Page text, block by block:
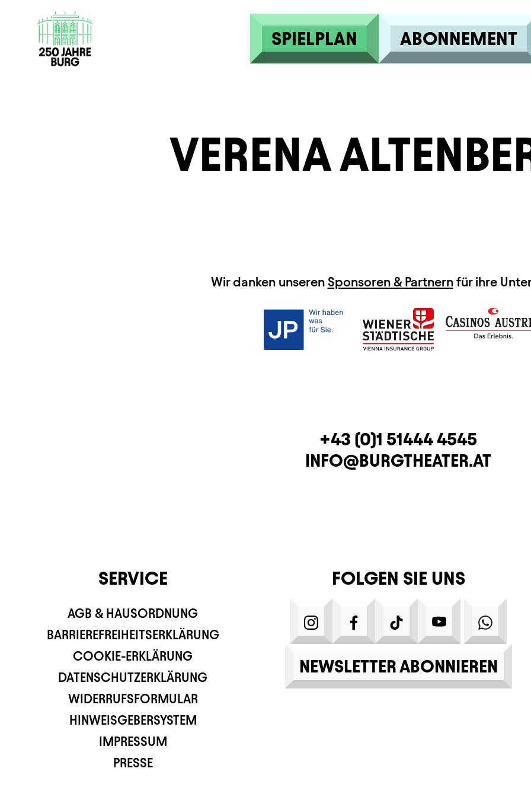
Direkt zum Inhalt
SPIELPLAN ABONNEMENT
VERENA
Wir danken unseren Sponsoren & Partnernfür ihre
TELEFON
+43 (0)1 51444 4545
E-MAIL
INFO@BURGTHEATER.AT
FOLGEN SIE UNS
INSTAGRAMFACEBOOK
TIKTOK YOUTUBE
NEWSLETTER ABONNIEREN
SERVICE
AGB & HAUSORDNUNG
BARRIEREFREIHEITSERKLÄRUNG
COOKIE-ERKLÄRUNG
DATENSCHUTZERKLÄRUNG
WIDERRUFSFORMULAR
HINWEISGEBERSYSTEM
IMPRESSUM
PRESSE